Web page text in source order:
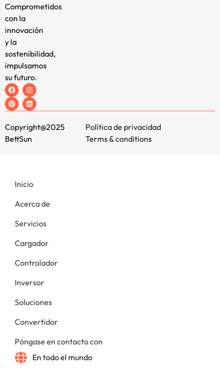
Comprometidos
con la
innovación
y la
sostenibilidad,
impulsamos
su futuro.
Copyright@2025
BettSun
Política de privacidad
Terms & conditions
Inicio
Acerca de
Servicios
Cargador
Controlador
Inversor
Soluciones
Convertidor
Póngase en contacto con
En todo el mundo